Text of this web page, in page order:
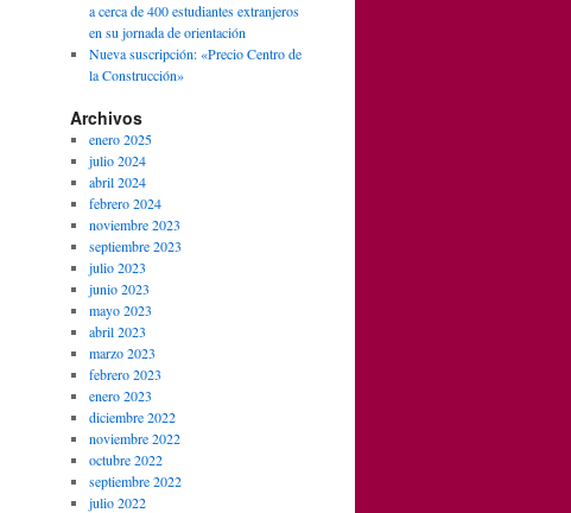
a cerca de 400 estudiantes extranjeros
en su jornada de orientación
Nueva suscripción: «Precio Centro de
la Construcción»
Archivos
enero 2025
julio 2024
abril 2024
febrero 2024
noviembre 2023
septiembre 2023
julio 2023
junio 2023
mayo 2023
abril 2023
marzo 2023
febrero 2023
enero 2023
diciembre 2022
noviembre 2022
octubre 2022
septiembre 2022
julio 2022